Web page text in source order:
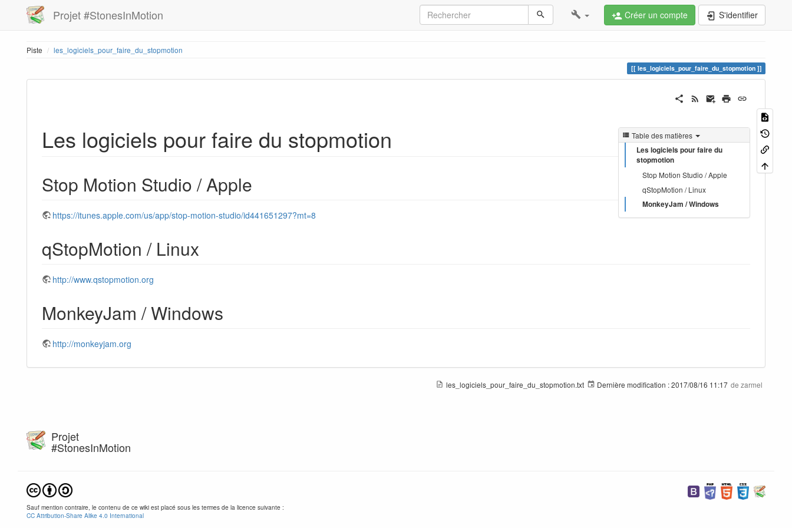
Projet #StonesInMotion Créer un compte S'identifier
Piste les_logiciels_pour_faire_du_stopmotion
les_logiciels_pour_faire_du_stopmotion
Table des matières
Les logiciels pour faire du
stopmotion
Stop Motion Studio / Apple
qStopMotion / Linux
MonkeyJam / Windows
Les logiciels pour faire du stopmotion
Stop Motion Studio / Apple
https://itunes.apple.com/us/app/stop-motion-studio/id441651297?mt=8
qStopMotion / Linux
http://www.qstopmotion.org
MonkeyJam / Windows
http://monkeyjam.org
les_logiciels_pour_faire_du_stopmotion.txt Dernière modification :2017/08/16 11:17 de zarmel
Projet
#StonesInMotion
Sauf mention contraire, le contenu de ce wiki est placé sous les termes de la licence suivante :
CC Attribution-Share Alike 4.0 International